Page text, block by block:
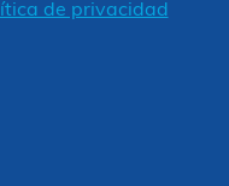
de privacidad